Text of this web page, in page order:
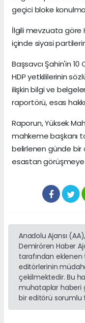
geçici bloke
İlgili mevzuata göre
içinde siyasi
Başsavcı Şahin'in 10
HDP yetkililerinin
ilişkin bilgi ve
raportörü, esas
Raporun, Yüksek
mahkeme başkanı
belirlenen günde
esastan görüşmeye
Anadolu Ajansı
Demirören Haber
tarafından
editörlerinin
çekilmektedir. Bu
muhataplar haberi
bir editörü sorumlu